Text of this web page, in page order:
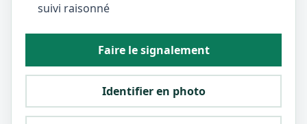
suivi raisonné
Faire le signalement
Identifier en photo